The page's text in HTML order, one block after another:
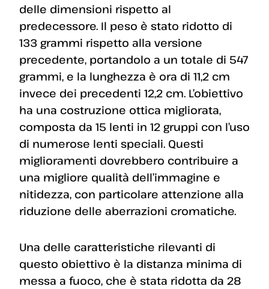
delle dimensioni rispetto al
predecessore. Il peso è stato ridotto di
133 grammi rispetto alla versione
precedente, portandolo a un totale di 547
grammi, e la lunghezza è ora di 11,2 cm
invece dei precedenti 12,2 cm. L’obiettivo
ha una costruzione ottica migliorata,
composta da 15 lenti in 12 gruppi con l’uso
di numerose lenti speciali. Questi
miglioramenti dovrebbero contribuire a
una migliore qualità dell’immagine e
nitidezza, con particolare attenzione alla
riduzione delle aberrazioni cromatiche.
Una delle caratteristiche rilevanti di
questo obiettivo è la distanza minima di
messa a fuoco, che è stata ridotta da 28